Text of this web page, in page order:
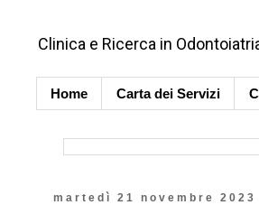
Clinica e Ricerca in
Home Carta dei Servizi
martedì 21 novembre 2023